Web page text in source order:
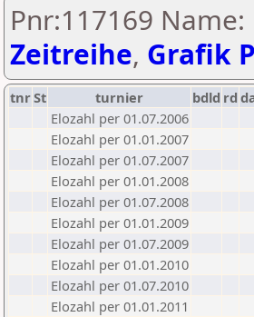
Pnr:117169
Zeitreihe, Grafik
tnrSt turnier bdld rd
Elozahl per 01.07.2006
Elozahl per 01.01.2007
Elozahl per 01.07.2007
Elozahl per 01.01.2008
Elozahl per 01.07.2008
Elozahl per 01.01.2009
Elozahl per 01.07.2009
Elozahl per 01.01.2010
Elozahl per 01.07.2010
Elozahl per 01.01.2011